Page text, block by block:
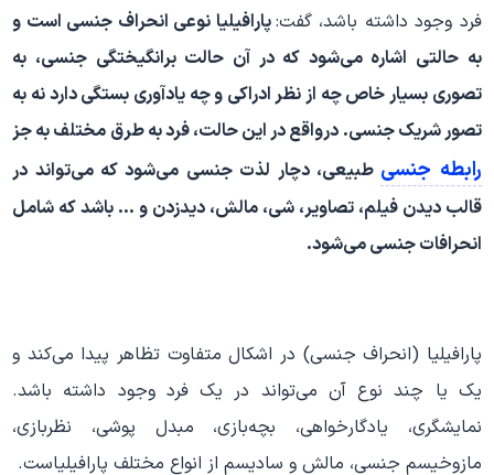
فرد وجود داشته باشد، گفت:پارافیلیا نوعی انحراف جنسی است و
به حالتی اشاره می‌شود که در آن حالت برانگیختگی جنسی، به
تصوری بسیار خاص چه از نظر ادراکی و چه یادآوری بستگی دارد نه به
تصور شریک جنسی. درواقع در این حالت، فرد به طرق مختلف به جز
رابطه جنسی طبیعی، دچار لذت جنسی می‌شود که می‌تواند در
قالب دیدن فیلم، تصاویر، شی، مالش، دیدزدن و … باشد که شامل
انحرافات جنسی می‌شود.
پارافیلیا (انحراف جنسی) در اشکال متفاوت تظاهر پیدا می‌کند و
یک یا چند نوع آن می‌تواند در یک فرد وجود داشته باشد.
نمایشگری، یادگارخواهی، بچه‌بازی، مبدل پوشی، نظربازی،
مازوخیسم جنسی، مالش و سادیسم از انواع مختلف پارافیلیاست.